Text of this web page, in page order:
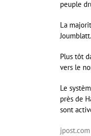
peuple
La
Plus tôt
vers le
Le
près de
sont
jpost.com